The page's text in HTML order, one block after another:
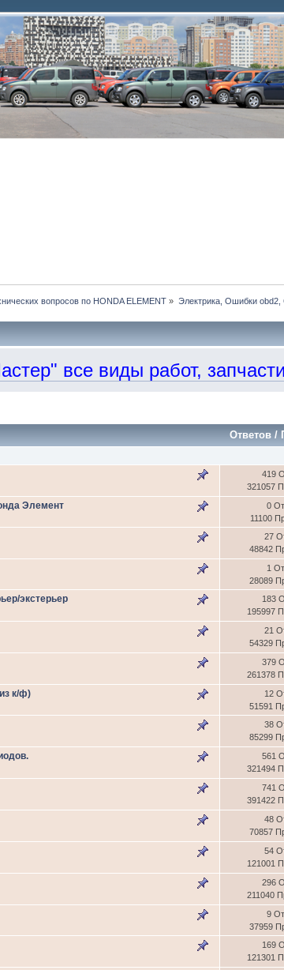
вопросов по HONDA ELEMENT » Электрика, Ошибки obd2,
все виды работ,
Ответов/
419
321057
Элемент
0
11100
27
48842
1
28089
экстерьер
183
195997
21
54329
379
261378
к/ф)
12
51591
38
85299
561
321494
741
391422
48
70857
54
121001
296
211040
9
37959
169
121301